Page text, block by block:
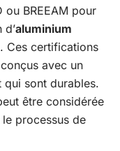
ou BREEAM pour
d’aluminium
Ces certifications
avec un
qui sont durables.
être considérée
processus de